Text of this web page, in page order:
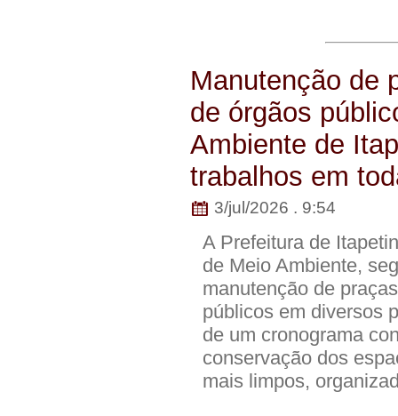
Manutenção de
de órgãos
Ambiente de
trabalhos em
3/jul/2026 . 9:54
A Prefeitura de
de Meio Ambiente,
manutenção de
públicos em diversos
de um cronograma
conservação dos
mais limpos,